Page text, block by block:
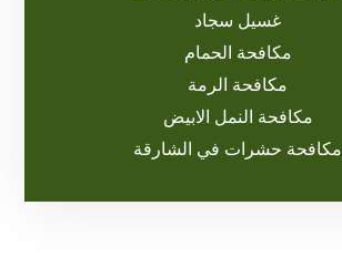
غسيل سجاد
مكافحة الحمام
مكافحة الرمة
مكافحة النمل الابيض
مكافحة حشرات في الشارقة